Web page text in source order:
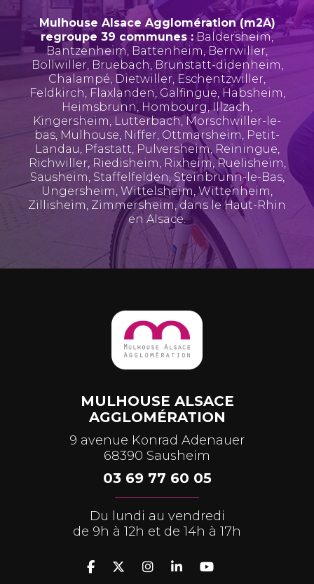
Mulhouse Alsace Agglomération (m2A)
regroupe 39 communes : Baldersheim,
Bantzenheim, Battenheim, Berrwiller,
Bollwiller, Bruebach,Brunstatt-didenheim,
Chalampé, Dietwiller, Eschentzwiller,
Feldkirch, Flaxlanden,Galfingue, Habsheim,
Heimsbrunn, Hombourg,Illzach,
Kingersheim, Lutterbach, Morschwiller-le-
bas, Mulhouse, Niffer, Ottmarsheim, Petit-
Landau, Pfastatt, Pulversheim, Reiningue,
Richwiller, Riedisheim, Rixheim,Ruelisheim,
Sausheim, Staffelfelden, Steinbrunn-le-Bas,
Ungersheim, Wittelsheim,Wittenheim,
Zillisheim, Zimmersheim, dans le Haut-Rhin
en Alsace.
MULHOUSE ALSACE
AGGLOMÉRATION
9 avenue Konrad Adenauer
68390 Sausheim
03 69 77 60 05
Du lundi au vendredi
de 9h à 12h et de 14h à 17h